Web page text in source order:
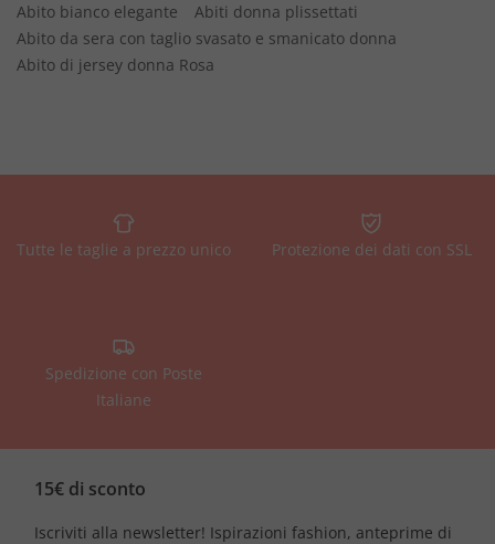
Abito bianco elegante
Abiti donna plissettati
Abito da sera con taglio svasato e smanicato donna
Abito di jersey donna Rosa
Tutte le taglie a prezzo unico Protezione dei dati con SSL
Spedizione con Poste
Italiane
15€ di sconto
Iscriviti alla newsletter! Ispirazioni fashion, anteprime di